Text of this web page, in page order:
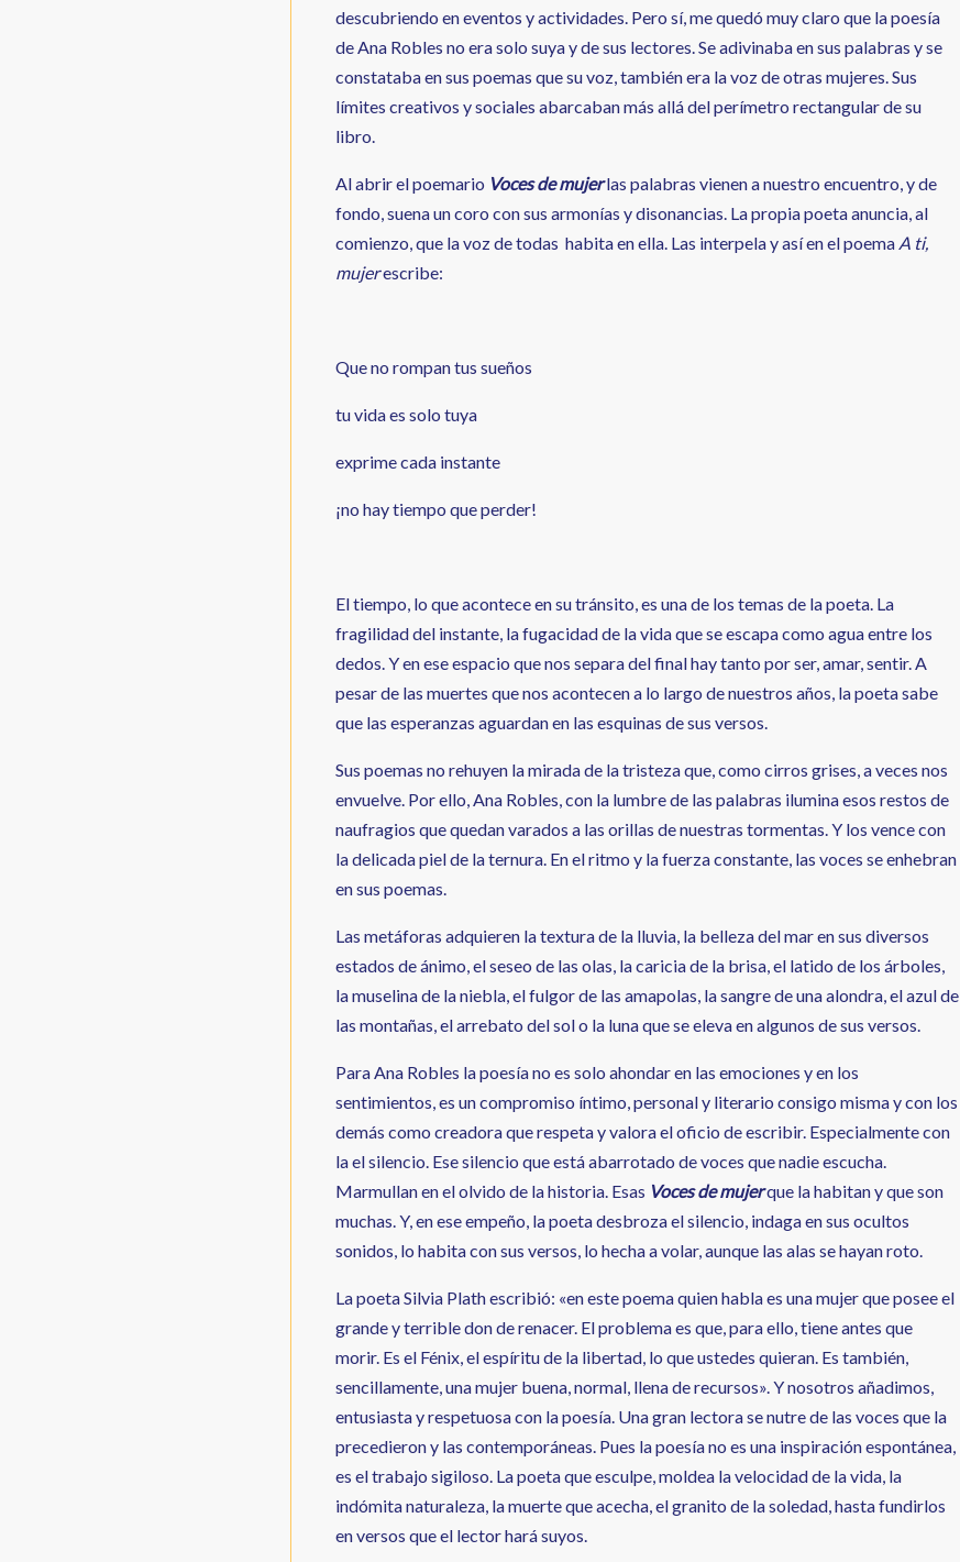
descubriendo en eventos y actividades. Pero sí, me quedó muy claro que la poesía
de Ana Robles no era solo suya y de sus lectores. Se adivinaba en sus palabras y se
constataba en sus poemas que su voz, también era la voz de otras mujeres. Sus
límites creativos y sociales abarcaban más allá del perímetro rectangular de su
libro.
Al abrir el poemario Voces de mujerlas palabras vienen a nuestro encuentro, y de
fondo, suena un coro con sus armonías y disonancias. La propia poeta anuncia, al
comienzo, que la voz de todas habita en ella. Las interpela y así en el poema A ti,
mujerescribe:
Que no rompan tus sueños
tu vida es solo tuya
exprime cada instante
¡no hay tiempo que perder!
El tiempo, lo que acontece en su tránsito, es una de los temas de la poeta. La
fragilidad del instante, la fugacidad de la vida que se escapa como agua entre los
dedos. Y en ese espacio que nos separa del final hay tanto por ser, amar, sentir. A
pesar de las muertes que nos acontecen a lo largo de nuestros años, la poeta sabe
que las esperanzas aguardan en las esquinas de sus versos.
Sus poemas no rehuyen la mirada de la tristeza que, como cirros grises, a veces nos
envuelve. Por ello, Ana Robles, con la lumbre de las palabras ilumina esos restos de
naufragios que quedan varados a las orillas de nuestras tormentas. Y los vence con
la delicada piel de la ternura. En el ritmo y la fuerza constante, las voces se enhebran
en sus poemas.
Las metáforas adquieren la textura de la lluvia, la belleza del mar en sus diversos
estados de ánimo, el seseo de las olas, la caricia de la brisa, el latido de los árboles,
la muselina de la niebla, el fulgor de las amapolas, la sangre de una alondra, el azul de
las montañas, el arrebato del sol o la luna que se eleva en algunos de sus versos.
Para Ana Robles la poesía no es solo ahondar en las emociones y en los
sentimientos, es un compromiso íntimo, personal y literario consigo misma y con los
demás como creadora que respeta y valora el oficio de escribir. Especialmente con
la el silencio. Ese silencio que está abarrotado de voces que nadie escucha.
Marmullan en el olvido de la historia. Esas Voces de mujerque la habitan y que son
muchas. Y, en ese empeño, la poeta desbroza el silencio, indaga en sus ocultos
sonidos, lo habita con sus versos, lo hecha a volar, aunque las alas se hayan roto.
La poeta Silvia Plath escribió: «en este poema quien habla es una mujer que posee el
grande y terrible don de renacer. El problema es que, para ello, tiene antes que
morir. Es el Fénix, el espíritu de la libertad, lo que ustedes quieran. Es también,
sencillamente, una mujer buena, normal, llena de recursos». Y nosotros añadimos,
entusiasta y respetuosa con la poesía. Una gran lectora se nutre de las voces que la
precedieron y las contemporáneas. Pues la poesía no es una inspiración espontánea,
es el trabajo sigiloso. La poeta que esculpe, moldea la velocidad de la vida, la
indómita naturaleza, la muerte que acecha, el granito de la soledad, hasta fundirlos
en versos que el lector hará suyos.